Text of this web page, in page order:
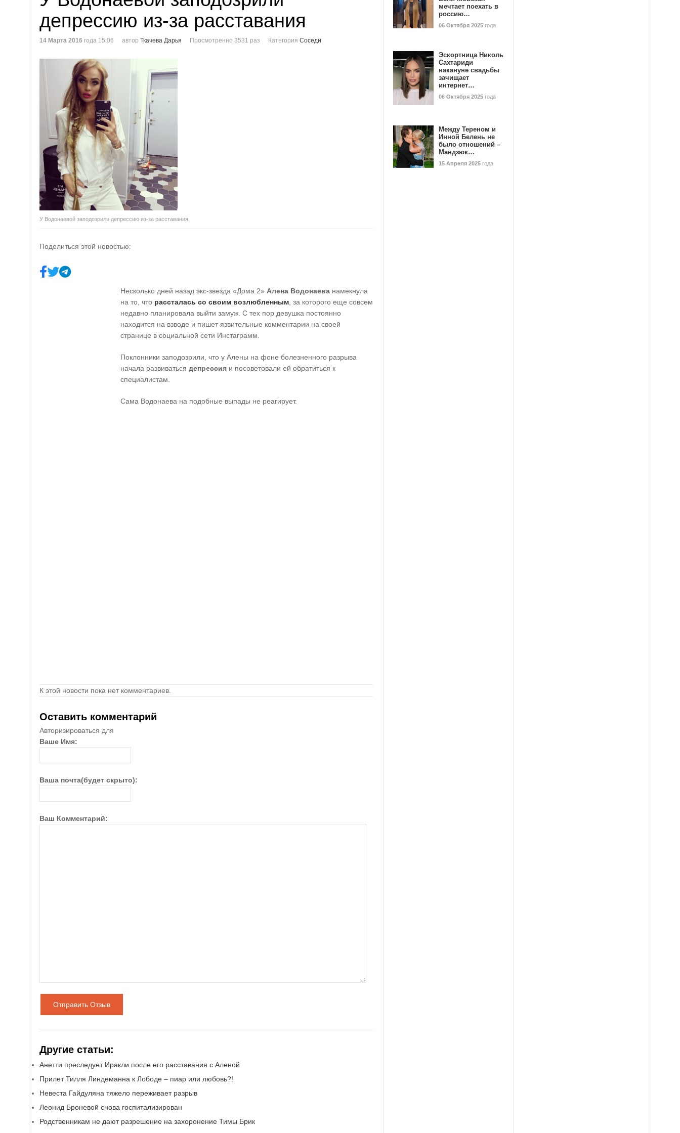
депрессию из-за расставания
14 Марта 2016 года 15:06 автор Ткачева Дарья Просмотренно 3531 раз Категория Соседи
У Водонаевой заподозрили депрессию из-за расставания
Поделиться этой новостью:
Несколько дней назад экс-звезда «Дома 2» Алена Водонаева намекнула
на то, что рассталась со своим возлюбленным , за которого еще совсем
недавно планировала выйти замуж. С тех пор девушка постоянно
находится на взводе и пишет язвительные комментарии на своей
странице в социальной сети Инстаграмм.
Поклонники заподозрили, что у Алены на фоне болезненного разрыва
начала развиваться депрессия и посоветовали ей обратиться к
специалистам.
Сама Водонаева на подобные выпады не реагирует.
К этой новости пока нет комментариев.
Оставить комментарий
Авторизироваться для
Ваше Имя:
Ваша почта(будет скрыто):
Ваш Комментарий:
Отправить Отзыв
Другие статьи:
Анетти преследует Иракли после его расставания с Аленой
Прилет Тилля Линдеманна к Лободе – пиар или любовь?!
Невеста Гайдуляна тяжело переживает разрыв
Леонид Броневой снова госпитализирован
Родственникам не дают разрешение на захоронение Тимы Брик
мечтает поехать в
россию…
06 Октября 2025 года
Эскортница Николь
Сахтариди
накануне свадьбы
зачищает
интернет…
06 Октября 2025 года
Между Тереном и
Инной Белень не
было отношений –
Мандзюк…
15 Апреля 2025 года